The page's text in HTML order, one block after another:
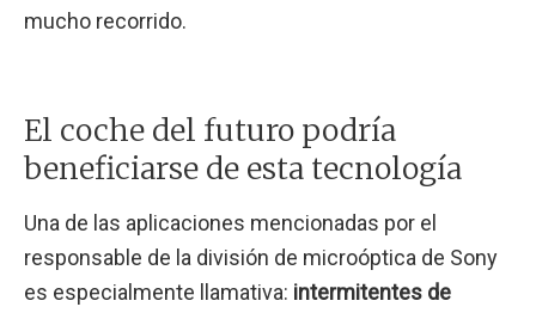
mucho recorrido.
El coche del futuro podría
beneficiarse de esta tecnología
Una de las aplicaciones mencionadas por el
responsable de la división de microóptica de Sony
es especialmente llamativa: intermitentes de